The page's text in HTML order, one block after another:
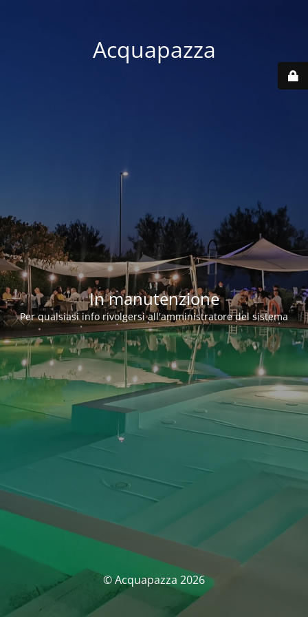
Acquapazza
In manutenzione
Per qualsiasi info rivolgersi all'amministratore del sistema
© Acquapazza 2026